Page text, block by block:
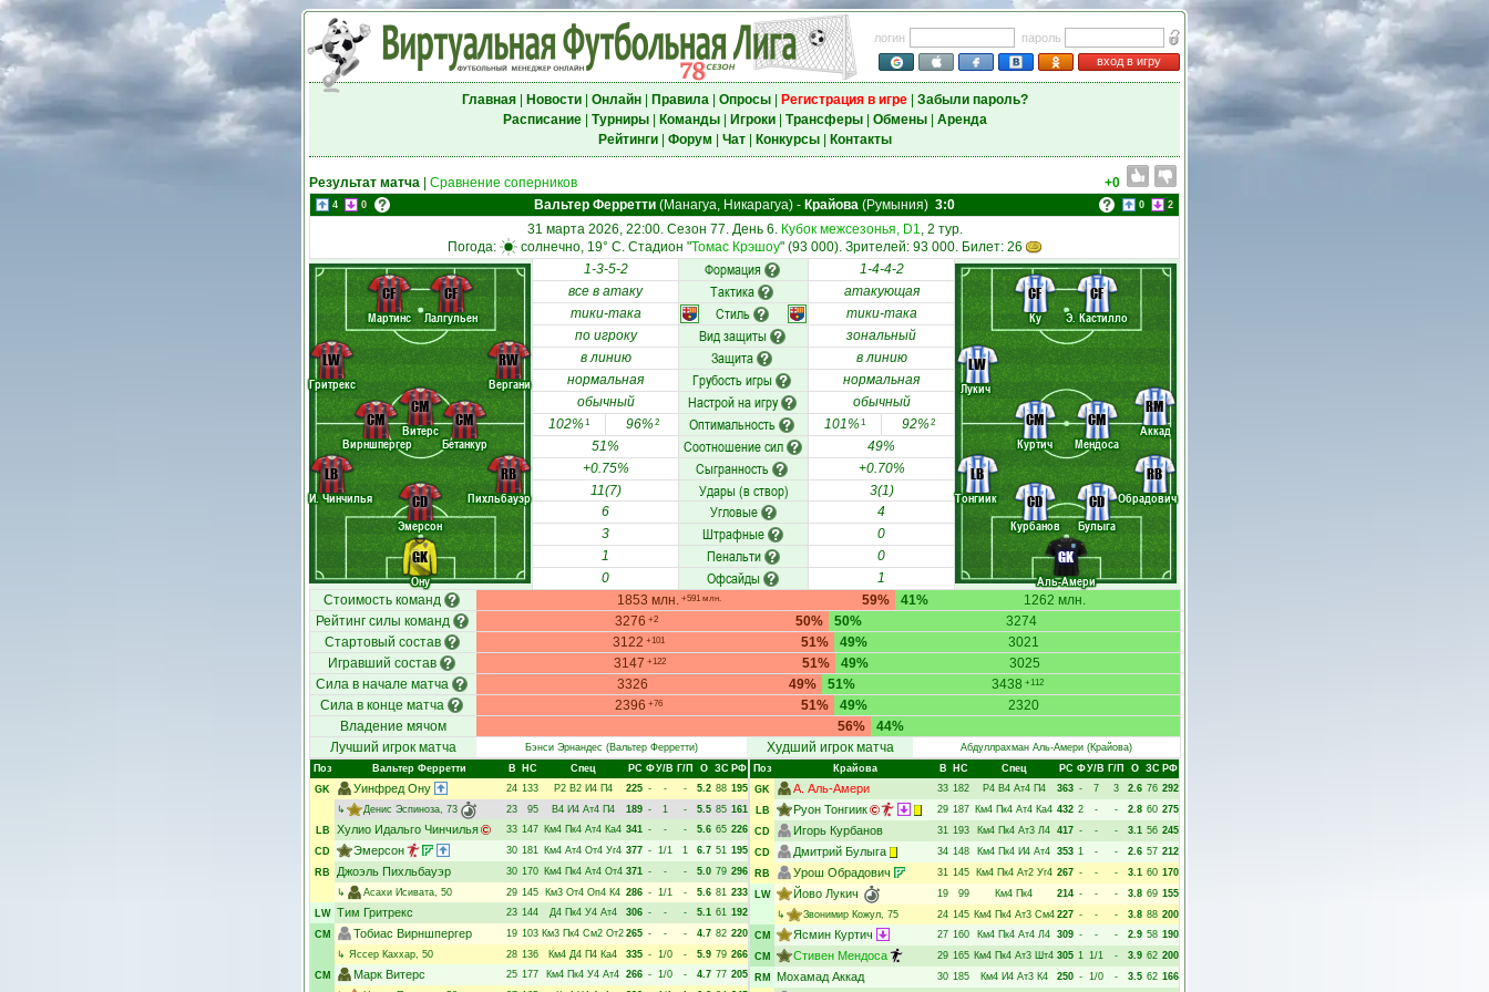
логин
пароль
вход в игру
Главная| Новости| Онлайн| Правила| Опросы| Регистрация в игре| Забыли пароль?
Расписание| Турниры| Команды| Игроки| Трансферы| Обмены| Аренда
Рейтинги| Форум Чат| Конкурсы| Контакты
Результат матча Сравнение соперников +0
4 0 Вальтер Ферретти (Манагуа, Никарагуа) - Крайова (Румыния) 3:0 0 2
31 марта 2026, 22:00. Сезон 77. День 6. Кубок межсезонья, D1, 2 тур.
Погода:
солнечно, 19° C. Стадион "Томас Крэшоу" (93 000). Зрителей: 93 000. Билет: 26
Ону
И. Чинчилья
Эмерсон
Пихльбауэр
Гритрекс
Вирншпергер
Витерс
Бетанкур
Вергани
Мартинс Лалгульен
GK
LB
CD
RB
LW
CM
CM
CM
RW
CF CF
1-3-5-2 Формация 1-4-4-2
Аль-Амери
Тонгиик
Курбанов
Булыга
Обрадович
Лукич
Куртич Мендоса
Аккад
Ку Э. Кастилло
GK
LB
CD
CD
RB
LW
CM CM
RM
CF CF
все в атаку Тактика
атакующая
тики-така
Стиль
тики-така
по игроку
Вид защиты
зональный
в линию
Защита
в линию
нормальная
Грубость игры
нормальная
обычный
Настрой на игру
обычный
102%1 96%2 Оптимальность 101%1 92%2
51% Соотношение сил
49%
+0.75%
Сыгранность
+0.70%
11(7)
Удары (в створ)
3(1)
6
Угловые
4
3
Штрафные
0
1
Пенальти
0
0
Офсайды
1
Стоимость команд
1853 млн. +591 млн. 59% 1262 млн.
41%
Рейтинг силы команд
3276 +2 50% 3274
50%
Стартовый состав
3122 +101 51% 3021
49%
Игравший состав
3147 +122 51% 3025
49%
Сила в начале матча
3326 49% 3438 +112
51%
Сила в конце матча
2396 +76 51% 2320
49%
Владение мячом
56%
44%
Лучший игрок матча
Бэнси Эрнандес (Вальтер Ферретти) Худший игрок матча Абдуллрахман Аль-Амери (Крайова)
Поз
Вальтер Ферретти В НC Спец РC ФУ/В Г/П О ЗС РФ
GK
Уинфред Ону 24 133 Р2 В2 И4 П4 225 - - - 5.2 88 195
↳
Денис Эспиноза, 73 23 95 В4 И4 Ат4 П4 189 - 1 - 5.5 85 161
LB
Хулио Идальго Чинчилья 33 147 Км4 Пк4 Ат4 Ка4 341 - - - 5.6 65 226
CD
Эмерсон 30 181 Км4 Ат4 От4 Уг4 377 - 1/1 1 6.7 51 195
RB
Джоэль Пихльбауэр 30 170 Км4 Пк4 Ат4 От4 371 - - - 5.0 79 296
↳
Асахи Исивата, 50 29 145 Км3 От4 Оп4 К4 286 - 1/1 - 5.6 81 233
LW Тим Гритрекс 23 144 Д4 Пк4 У4 Ат4 306 - - - 5.1 61 192
CM
Тобиас Вирншпергер 19 103 Км3 Пк4 См2 От2 265 - - - 4.7 82 220
↳ Яссер Каххар, 50 28 136 Км4 Д4 П4 Ка4 335 - 1/0 - 5.9 79 266
CM
Марк Витерс 25 177 Км4 Пк4 У4 Ат4 266 - 1/0 - 4.7 77 205
Поз Крайова В НC Спец РC ФУ/В Г/П О ЗС РФ
GK
А. Аль-Амери 33 182 Р4 В4 Ат4 П4 363 - 7 3 2.6 76 292
LB
Руон Тонгиик 29 187 Км4 Пк4 Ат4 Ка4 432 2 - - 2.8 60 275
CD
Игорь Курбанов 31 193 Км4 Пк4 Ат3 Л4 417 - - - 3.1 56 245
CD
Дмитрий Булыга 34 148 Км4 Пк4 И4 Ат4 353 1 - - 2.6 57 212
RB
Урош Обрадович 31 145 Км4 Пк4 Ат2 Уг4 267 - - - 3.1 60 170
LW
Йово Лукич 19 99 Км4 Пк4 214 - - - 3.8 69 155
↳
Звонимир Кожул, 75 24 145 Км4 Пк4 Ат3 См4 227 - - - 3.8 88 200
CM
Ясмин Куртич 27 160 Км4 Пк4 Ат4 Л4 309 - - - 2.9 58 190
CM
Стивен Мендоса 29 165 Км4 Пк4 Ат3 Шт4 305 1 1/1 - 3.9 62 200
RM
Мохамад Аккад 30 185 Км4 И4 Ат3 К4 250 - 1/0 - 3.5 62 166